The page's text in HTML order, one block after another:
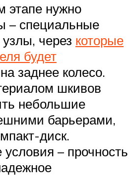
нужно
– специальные
через которые
будет
на заднее колесо.
шкивов
небольшие
барьерами,
диск.
– прочность